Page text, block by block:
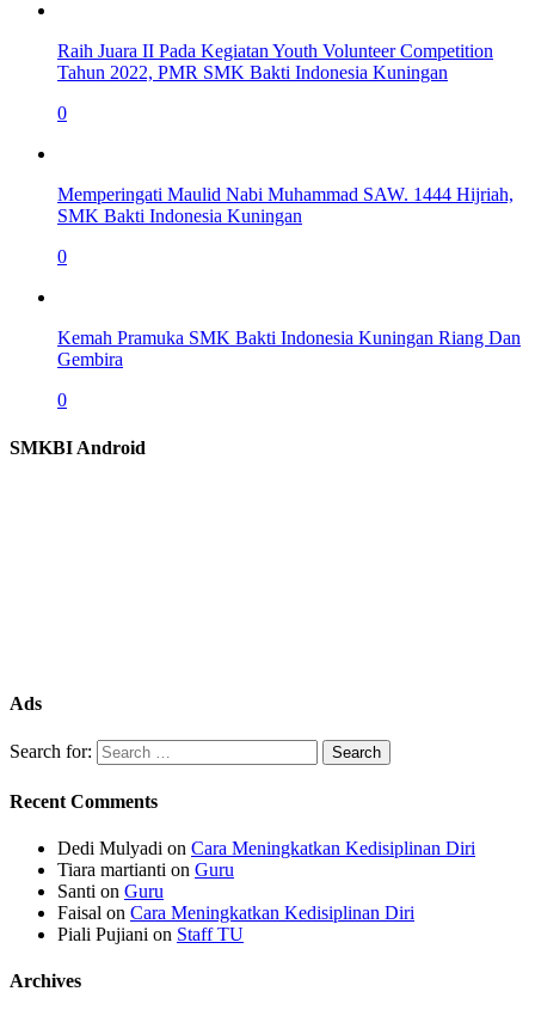
Raih Juara II Pada Kegiatan Youth Volunteer Competition
Tahun 2022, PMR SMK Bakti Indonesia Kuningan
0
Memperingati Maulid Nabi Muhammad SAW. 1444 Hijriah,
SMK Bakti Indonesia Kuningan
0
Kemah Pramuka SMK Bakti Indonesia Kuningan Riang Dan
Gembira
0
SMKBI Android
Ads
Search for:
Recent Comments
Dedi Mulyadi on Cara Meningkatkan Kedisiplinan Diri
Tiara martianti on Guru
Santi on Guru
Faisal on Cara Meningkatkan Kedisiplinan Diri
Piali Pujiani on Staff TU
Archives